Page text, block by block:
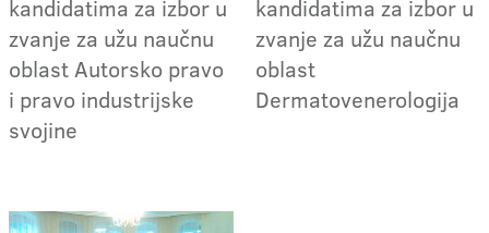
kandidatima za izbor u
zvanje za užu naučnu
oblast Autorsko pravo
i pravo industrijske
svojine
kandidatima za izbor u
zvanje za užu naučnu
oblast
Dermatovenerologija